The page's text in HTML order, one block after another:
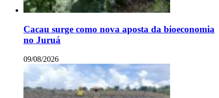
Cacau surge como nova aposta da bioeconomia
no Juruá
09/08/2026